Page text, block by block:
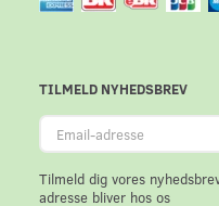
TILMELD NYHEDSBREV
Email-
adresse
Tilmeld dig vores
adresse bliver hos os